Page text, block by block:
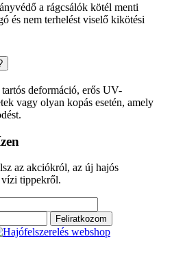
a rágcsálók kötél menti
és nem terhelést viselő kikötési
tartós deformáció, erős UV-
vagy olyan kopás esetén, amely
az akciókról, az új hajós
vízi tippekről.
Feliratkozom